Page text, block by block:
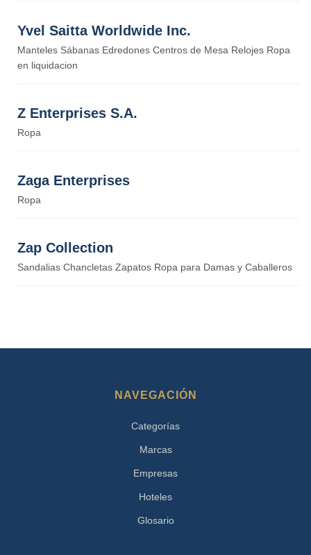
Yvel Saitta Worldwide Inc.
Manteles Sábanas Edredones Centros de Mesa Relojes Ropa
en liquidacion
Z Enterprises S.A.
Ropa
Zaga Enterprises
Ropa
Zap Collection
Sandalias Chancletas Zapatos Ropa para Damas y Caballeros
NAVEGACIÓN
Categorías
Marcas
Empresas
Hoteles
Glosario